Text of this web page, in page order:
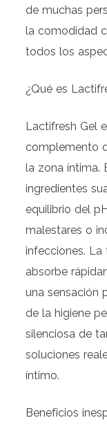
de muchas
la comodidad
todos los
¿Qué es
Lactifresh Gel
complemento
la zona íntima.
ingredientes
equilibrio del
malestares o
infecciones.
absorbe
una sensación
de la higiene
silenciosa de
soluciones
íntimo.
Beneficios